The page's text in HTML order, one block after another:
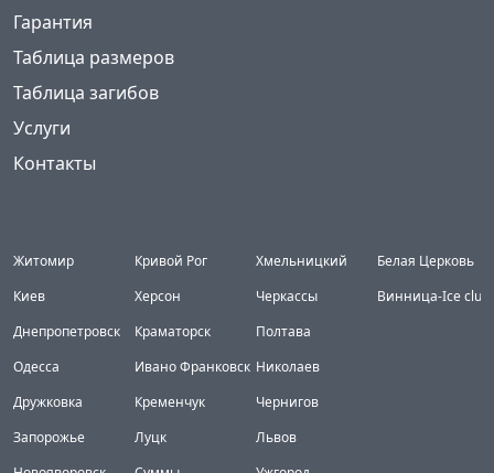
Гарантия
Таблица размеров
Таблица загибов
Услуги
Контакты
Житомир
Киев
Днепропетровск
Одесса
Дружковка
Запорожье
Кривой Рог
Херсон
Краматорск
Ивано Франковск
Кременчук
Луцк
Хмельницкий
Черкассы
Полтава
Николаев
Чернигов
Львов
Белая Церковь
Винница-Ice club